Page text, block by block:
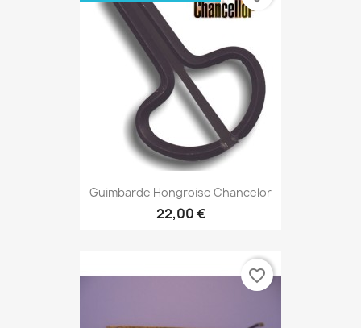
Guimbarde Hongroise Chancelor
22,00 €
favorite_border